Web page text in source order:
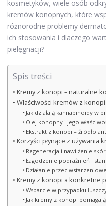
kosmetyków, wiele osób
kremów konopnych, które
różnorodne problemy
ich stosowania i dlaczego
pielęgnacji?
Spis treści
Kremy z konopi – naturalne
Właściwości kremów z
Jak działają kannabinoidy w
Olej konopny i jego
Ekstrakt z konopi – źródło
Korzyści płynące z używania
Regeneracja i nawilżenie
Łagodzenie podrażnień i
Działanie
Kremy z konopi a konkretne
Wsparcie w przypadku
Jak kremy z konopi